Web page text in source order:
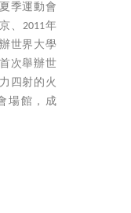
季運動會
、2011年
世界大學
次舉辦世
四射的火
場館，成